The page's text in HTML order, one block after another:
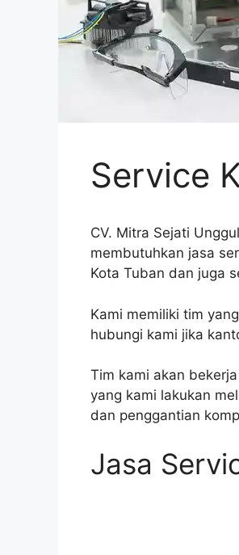
Service
CV. Mitra Sejati
membutuhkan jasa
Kota Tuban dan juga
Kami memiliki tim
hubungi kami jika
Tim kami akan
yang kami lakukan
dan penggantian
Jasa